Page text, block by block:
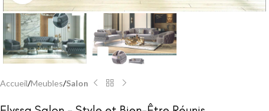
Accueil Meubles Salon